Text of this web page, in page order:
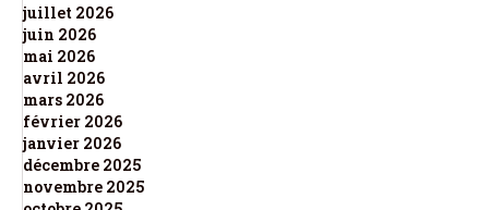
juillet 2026
juin 2026
mai 2026
avril 2026
mars 2026
février 2026
janvier 2026
décembre 2025
novembre 2025